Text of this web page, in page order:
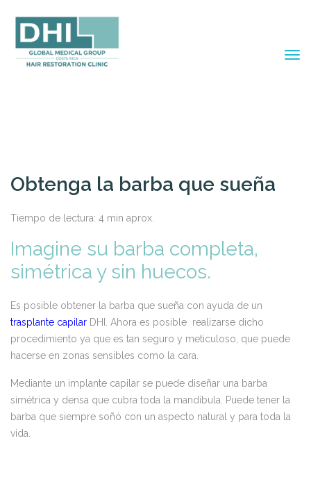
Obtenga la barba que sueña
Tiempo de lectura: 4 min aprox.
Imagine su barba completa,
simétrica y sin huecos.
Es posible obtener la barba que sueña con ayuda de un
trasplante capilar DHI. Ahora es posible realizarse dicho
procedimiento ya que es tan seguro y meticuloso, que puede
hacerse en zonas sensibles como la cara.
Mediante un implante capilar se puede diseñar una barba
simétrica y densa que cubra toda la mandíbula. Puede tener la
barba que siempre soñó con un aspecto natural y para toda la
vida.